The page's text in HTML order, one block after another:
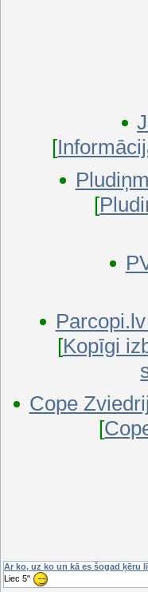
[
[
[Kopīgi
Cope
[
Ar ko, uz ko un kā es šogad ķēru
Liec 5"